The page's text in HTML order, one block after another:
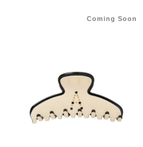
Coming Soon